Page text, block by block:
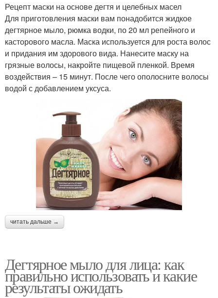
Рецепт маски на основе дегтя и целебных масел
Для приготовления маски вам понадобится жидкое
дегтярное мыло, рюмка водки, по 20 мл репейного и
касторового масла. Маска используется для роста волос
и придания им здорового вида. Нанесите маску на
грязные волосы, накройте пищевой пленкой. Время
воздействия – 15 минут. После чего ополосните волосы
водой с добавлением уксуса.
читать дальше →
Дегтярное мыло для лица: как
правильно использовать и какие
результаты ожидать